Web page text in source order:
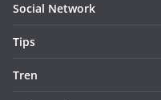
Social Network
Tips
Tren